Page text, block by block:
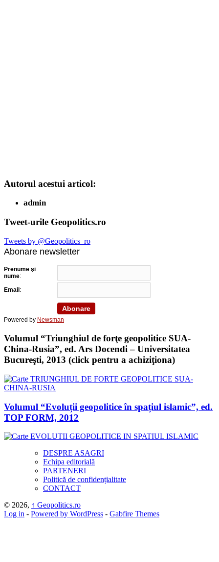
Autorul acestui articol:
admin
Tweet-urile Geopolitics.ro
Tweets by @Geopolitics_ro
Abonare newsletter
Prenume şi
nume:
Email:
Powered by Newsman
Volumul “Triunghiul de forţe geopolitice SUA-
China-Rusia”, ed. Ars Docendi – Universitatea
Bucureşti, 2013 (click pentru a achiziţiona)
Volumul “Evoluții geopolitice în spațiul islamic”, ed.
TOP FORM, 2012
DESPRE ASAGRI
Echipa editorială
PARTENERI
Politică de confidențialitate
CONTACT
© 2026, ↑ Geopolitics.ro
Log in - Powered by WordPress - Gabfire Themes